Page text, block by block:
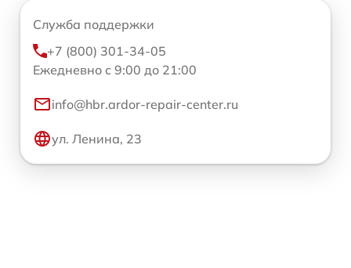
Служба поддержки
+7 (800) 301-34-05
Ежедневно с 9:00 до 21:00
info@hbr.ardor-repair-center.ru
ул. Ленина, 23